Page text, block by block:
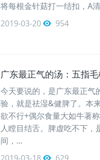
将每根金针菇打一结扣，A
2019-03-20
954
广东最正气的汤：五指
今天要说的，是广东最正气
验，就是祛湿&健脾了。本
欲不行+偶尔食量大如牛著
人瞠目结舌。脾虚吃不下
间，...